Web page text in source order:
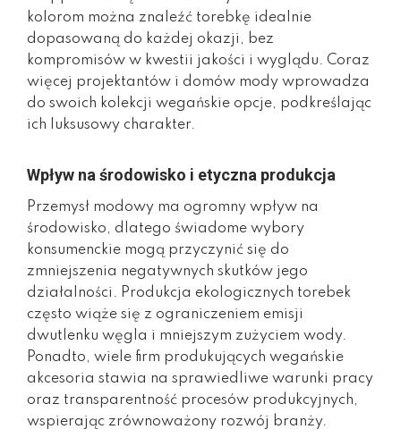
kolorom można znaleźć torebkę idealnie
dopasowaną do każdej okazji, bez
kompromisów w kwestii jakości i wyglądu. Coraz
więcej projektantów i domów mody wprowadza
do swoich kolekcji wegańskie opcje, podkreślając
ich luksusowy charakter.
Wpływ na środowisko i etyczna produkcja
Przemysł modowy ma ogromny wpływ na
środowisko, dlatego świadome wybory
konsumenckie mogą przyczynić się do
zmniejszenia negatywnych skutków jego
działalności. Produkcja ekologicznych torebek
często wiąże się z ograniczeniem emisji
dwutlenku węgla i mniejszym zużyciem wody.
Ponadto, wiele firm produkujących wegańskie
akcesoria stawia na sprawiedliwe warunki pracy
oraz transparentność procesów produkcyjnych,
wspierając zrównoważony rozwój branży.